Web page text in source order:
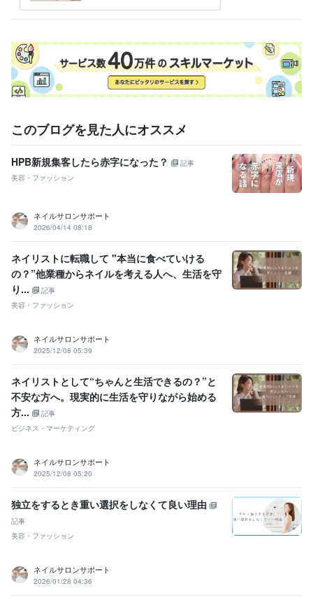
に
このブログを見た人にオススメ
HPB新規集客したら赤字になった？
記事
美容・ファッション
ネイルサロンサポート
2026/04/14 08:18
ネイリストに転職して "本当に食べていける
の？”他業種からネイルを考える人へ、生活を守
り...
記事
美容・ファッション
ネイルサロンサポート
2025/12/08 05:39
ネイリストとして“ちゃんと生活できるの？”と
不安な方へ。現実的に生活を守りながら始める
方...
記事
ビジネス・マーケティング
ネイルサロンサポート
2025/12/08 05:20
独立をするとき重い選択をしなくて良い理由
記事
美容・ファッション
ネイルサロンサポート
2026/01/28 04:36